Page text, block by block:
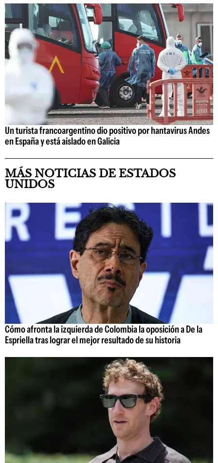
Un turista francoargentino dio positivo por hantavirus Andes
en España y está aislado en Galicia
MÁS NOTICIAS DE ESTADOS
UNIDOS
Cómo afronta la izquierda de Colombia la oposición a De la
Espriella tras lograr el mejor resultado de su historia